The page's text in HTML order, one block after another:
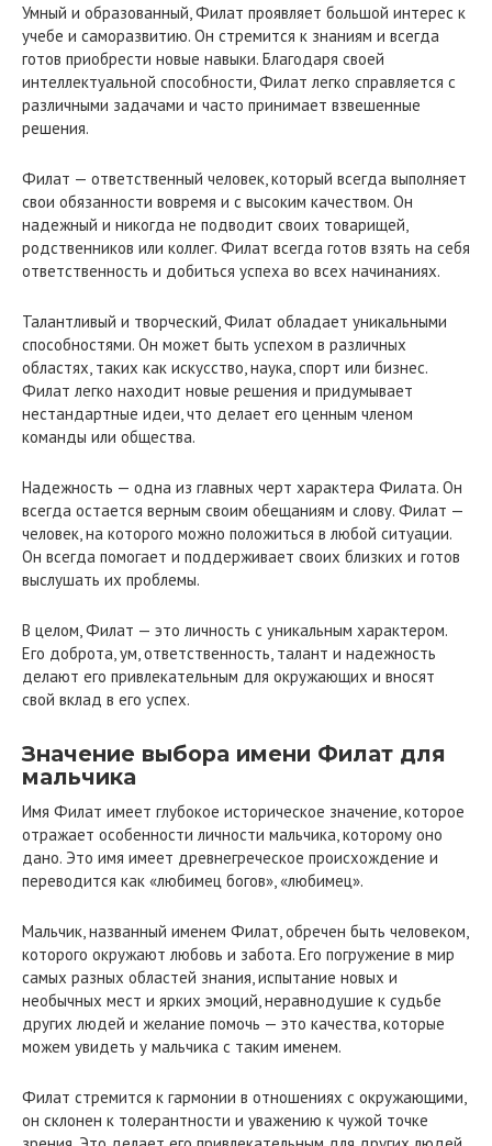
Умный и образованный, Филат проявляет большой интерес к
учебе и саморазвитию. Он стремится к знаниям и всегда
готов приобрести новые навыки. Благодаря своей
интеллектуальной способности, Филат легко справляется с
различными задачами и часто принимает взвешенные
решения.
Филат — ответственный человек, который всегда выполняет
свои обязанности вовремя и с высоким качеством. Он
надежный и никогда не подводит своих товарищей,
родственников или коллег. Филат всегда готов взять на себя
ответственность и добиться успеха во всех начинаниях.
Талантливый и творческий, Филат обладает уникальными
способностями. Он может быть успехом в различных
областях, таких как искусство, наука, спорт или бизнес.
Филат легко находит новые решения и придумывает
нестандартные идеи, что делает его ценным членом
команды или общества.
Надежность — одна из главных черт характера Филата. Он
всегда остается верным своим обещаниям и слову. Филат —
человек, на которого можно положиться в любой ситуации.
Он всегда помогает и поддерживает своих близких и готов
выслушать их проблемы.
В целом, Филат — это личность с уникальным характером.
Его доброта, ум, ответственность, талант и надежность
делают его привлекательным для окружающих и вносят
свой вклад в его успех.
Значение выбора имени Филат для
мальчика
Имя Филат имеет глубокое историческое значение, которое
отражает особенности личности мальчика, которому оно
дано. Это имя имеет древнегреческое происхождение и
переводится как «любимец богов», «любимец».
Мальчик, названный именем Филат, обречен быть человеком,
которого окружают любовь и забота. Его погружение в мир
самых разных областей знания, испытание новых и
необычных мест и ярких эмоций, неравнодушие к судьбе
других людей и желание помочь — это качества, которые
можем увидеть у мальчика с таким именем.
Филат стремится к гармонии в отношениях с окружающими,
он склонен к толерантности и уважению к чужой точке